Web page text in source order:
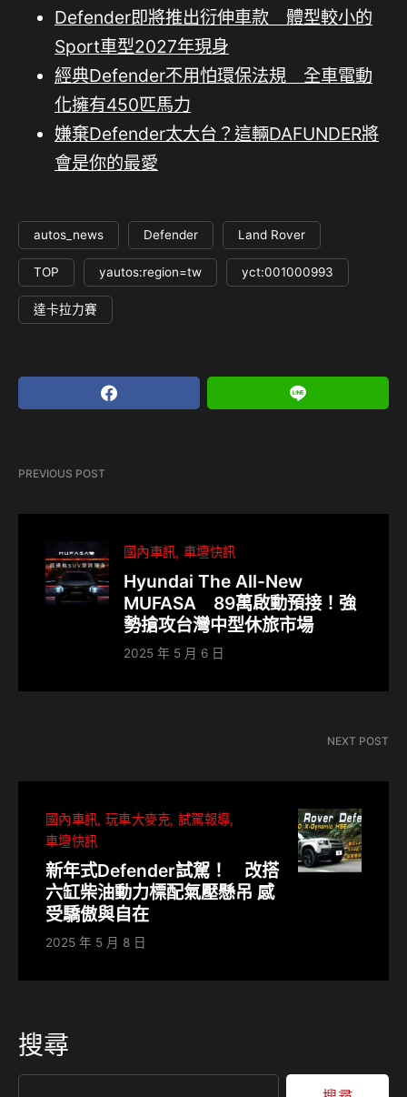
Defender即將推出衍伸車款 體型較小的
Sport車型2027年現身
經典Defender不用怕環保法規 全車電動
化擁有450匹馬力
嫌棄Defender太大台？這輛DAFUNDER將
會是你的最愛
autos_news Defender Land Rover
TOP yautos:region=tw yct:001000993
達卡拉力賽
PREVIOUS POST
國內車訊 車壇快訊
Hyundai The All-New
MUFASA 89萬啟動預接！強
勢搶攻台灣中型休旅市場
2025 年 5 月 6 日
NEXT POST
國內車訊 玩車大麥克 試駕報導
車壇快訊
新年式Defender試駕！ 改搭
六缸柴油動力標配氣壓懸吊 感
受驕傲與自在
2025 年 5 月 8 日
搜尋